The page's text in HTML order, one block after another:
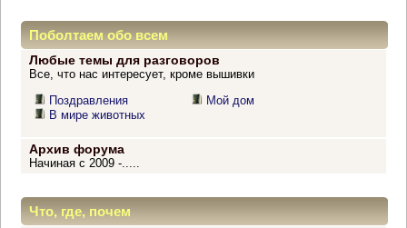
Поболтаем обо всем
Любые темы для разговоров
Все, что нас интересует, кроме вышивки
Поздравления
В мире животных
Мой дом
Архив форума
Начиная с 2009 -.....
Что, где, почем